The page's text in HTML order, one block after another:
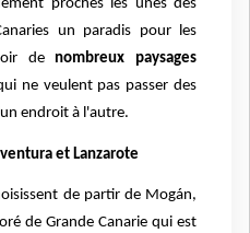
proches les unes des
un paradis pour les
denombreux paysages
ne veulent pas passer des
endroit à l'autre.
et Lanzarote
de partir de Mogán,
de Grande Canarie qui est